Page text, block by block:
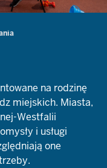
na rodzinę
miejskich. Miasta,
Westfalii
i usługi
one